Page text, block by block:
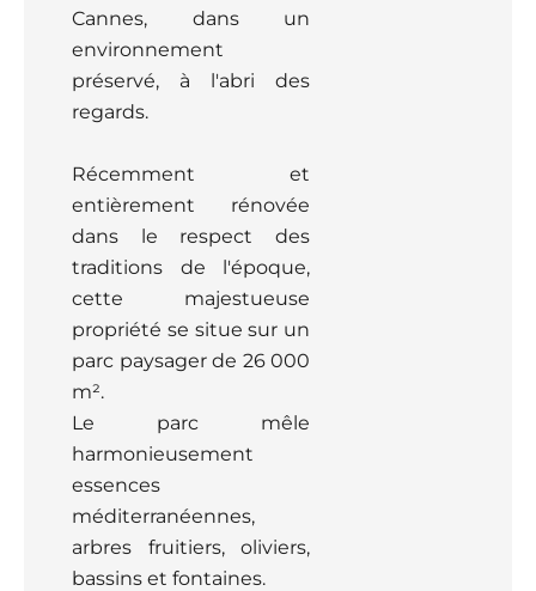
Cannes, dans un
environnement
préservé, à l'abri des
regards.
Récemment et
entièrement rénovée
dans le respect des
traditions de l'époque,
cette majestueuse
propriété se situe sur un
parc paysager de 26 000
m².
Le parc mêle
harmonieusement
essences
méditerranéennes,
arbres fruitiers, oliviers,
bassins et fontaines.